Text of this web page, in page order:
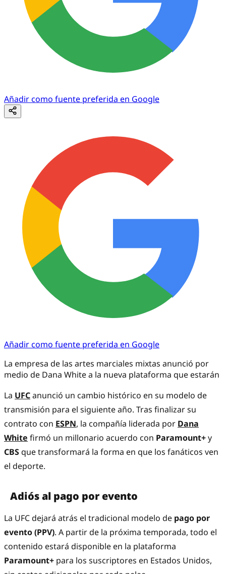
Añadir como fuente preferida en Google
Añadir como fuente preferida en Google
La empresa de las artes marciales mixtas anunció por
medio de Dana White a la nueva plataforma que estarán
La UFCanunció un cambio histórico en su modelo de
transmisión para el siguiente año. Tras finalizar su
contrato con ESPN, la compañía liderada por Dana
White firmó un millonario acuerdo con Paramount+y
CBSque transformará la forma en que los fanáticos ven
el deporte.
Adiós al pago por evento
La UFC dejará atrás el tradicional modelo de pago por
evento (PPV). A partir de la próxima temporada, todo el
contenido estará disponible en la plataforma
Paramount+ para los suscriptores en Estados Unidos,